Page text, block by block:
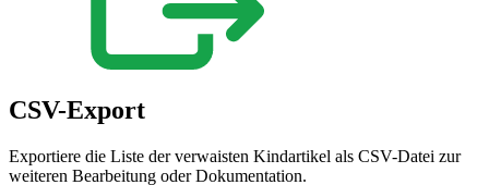
CSV-Export
Exportiere die Liste der verwaisten Kindartikel als CSV-Datei zur
weiteren Bearbeitung oder Dokumentation.